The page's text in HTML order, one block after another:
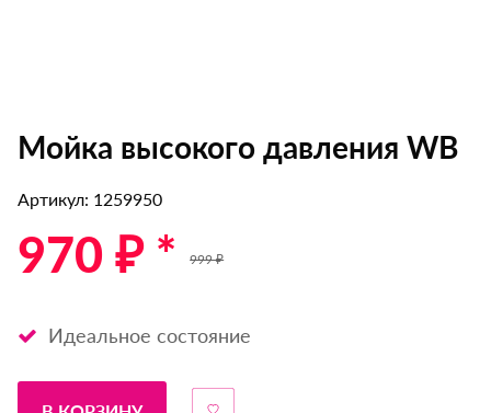
Мойка высокого давления WB
Артикул: 1259950
970 ₽ * 999 ₽
Идеальное состояние